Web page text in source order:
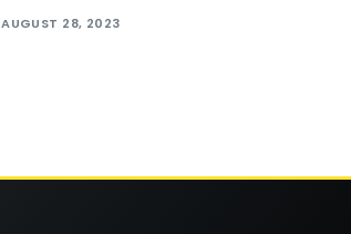
AUGUST 28, 2023